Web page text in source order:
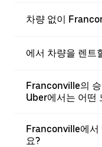
차량 없이
에서 차량을 렌트
Franconville의
Uber에서는 어떤
Franconville에서
요?